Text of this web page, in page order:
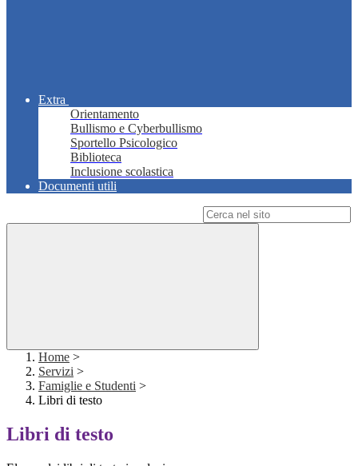
Extra
Orientamento
Bullismo e Cyberbullismo
Sportello Psicologico
Biblioteca
Inclusione scolastica
Documenti utili
Home >
Servizi >
Famiglie e Studenti >
Libri di testo
Libri di testo